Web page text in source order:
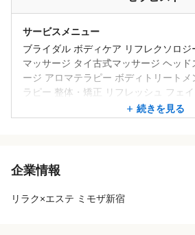
サービスメニュー
ブライダル ボディケア リフレクソロ
マッサージ タイ古式マッサージ ヘッ
ージ アロマテラピー ボディトリート
ラピー 整体・矯正 リフレッシュ フェ
※ベッド二台
続きを見る
企業情報
リラク×エステ ミモザ新宿